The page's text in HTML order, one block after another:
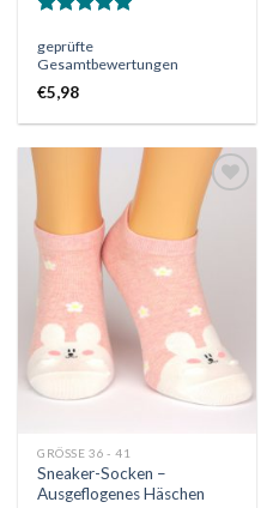
mit5.00
von 5
geprüfte
Gesamtbewertungen
€5,98
Wunschliste
GRÖSSE 36 - 41
Sneaker-Socken –
Ausgeflogenes Häschen